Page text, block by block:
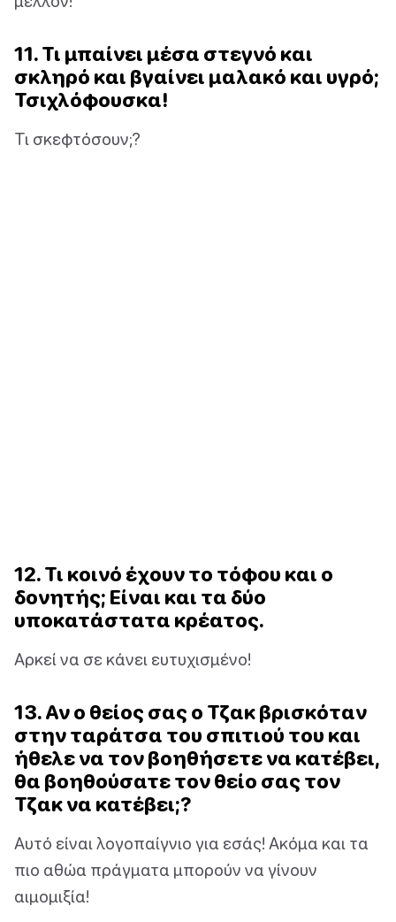
11. Τι μπαίνει μέσα στεγνό και
σκληρό και βγαίνει μαλακό και υγρό;
Τσιχλόφουσκα!
Τι σκεφτόσουν;?
12. Τι κοινό έχουν το τόφου και ο
δονητής; Είναι και τα δύο
υποκατάστατα κρέατος.
Αρκεί να σε κάνει ευτυχισμένο!
13. Αν ο θείος σας ο Τζακ βρισκόταν
στην ταράτσα του σπιτιού του και
ήθελε να τον βοηθήσετε να κατέβει,
θα βοηθούσατε τον θείο σας τον
Τζακ να κατέβει;?
Αυτό είναι λογοπαίγνιο για εσάς! Ακόμα και τα
πιο αθώα πράγματα μπορούν να γίνουν
αιμομιξία!